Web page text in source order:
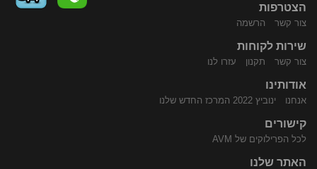
הצטרפות
צור קשר הרשמה
שירות לקוחות
צור קשר תקנון עזרו לנו
אודותינו
אנחנו ינוביץ 2022 המרכז החדש שלנו
קישורים
לכל הפרילוקים של AVM
האתר שלנו